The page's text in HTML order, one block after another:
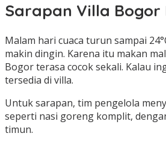
Sarapan Villa Bogor
Malam hari cuaca turun sampai
makin dingin. Karena itu makan
Bogor terasa cocok sekali. Kalau
tersedia di villa.
Untuk sarapan, tim pengelola
seperti nasi goreng komplit,
timun.